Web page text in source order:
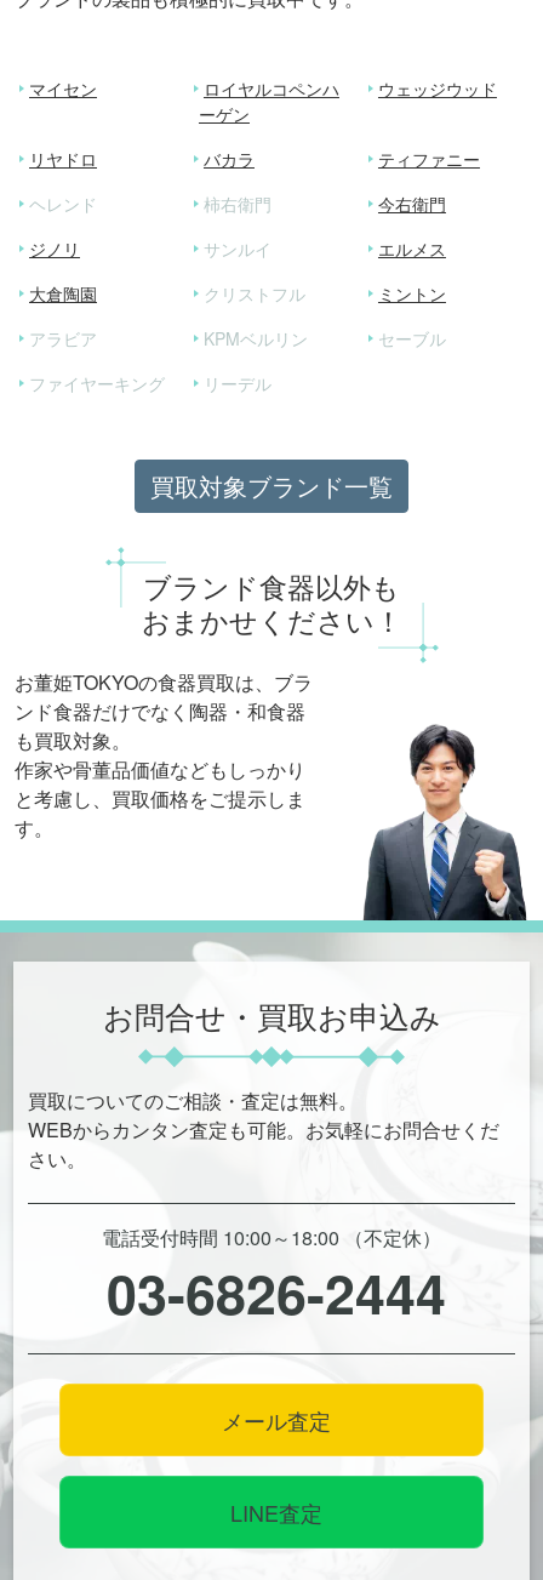
マイセン
ロイヤルコペンハ
ーゲン
ウェッジウッド
リヤドロ バカラ
ティファニー
ヘレンド
柿右衛門
今右衛門
ジノリ
サンルイ
エルメス
大倉陶園
クリストフル
ミントン
アラビア
KPMベルリン
セーブル
ファイヤーキング
リーデル
買取対象ブランド一覧
ブランド食器以外も
おまかせください！
お董姫TOKYOの食器買取は、 ブラ
ンド食器だけでなく陶器・和食器
も買取対象。
作家や骨董品価値などもしっかり
と考慮し、買取価格をご提示しま
す。
お問合せ・買取お申込み
買取についてのご相談・査定は無料。
WEBからカンタン査定も可能。お気軽にお問合せくだ
さい。
電話受付時間 10:00～18:00 （不定休）
03-6826-2444
メール査定
LINE査定